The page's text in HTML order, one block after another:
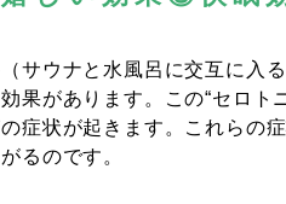
サウナと水風呂に交互に入
果があります。この“セロ
症状が起きます。これらの
るのです。